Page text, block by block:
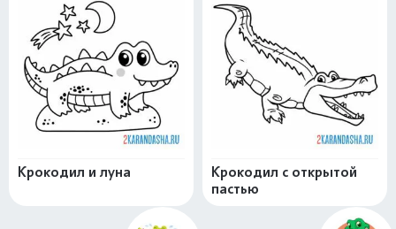
Крокодил и луна
Крокодил с открытой
пастью